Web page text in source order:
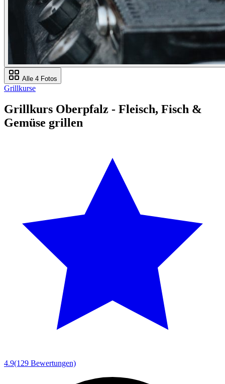
Alle 4 Fotos
Grillkurse
Grillkurs Oberpfalz - Fleisch, Fisch &
Gemüse grillen
4.9(129 Bewertungen)